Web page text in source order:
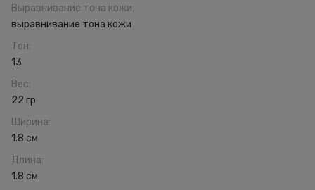
Выравнивание тона кожи:
выравнивание тона кожи
Тон:
13
Вес:
22 гр
Ширина:
1.8 см
Длина:
1.8 см